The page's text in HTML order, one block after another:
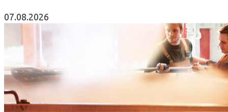
07.08.2026